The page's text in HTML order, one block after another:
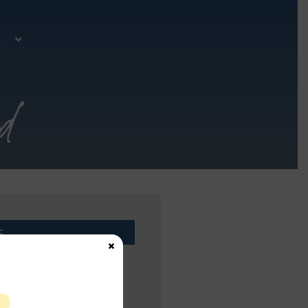
fin:
×